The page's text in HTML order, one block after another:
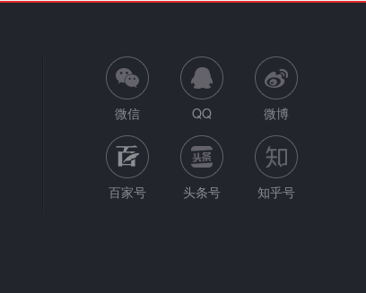
微信 QQ 微博
百家号 头条号 知乎号